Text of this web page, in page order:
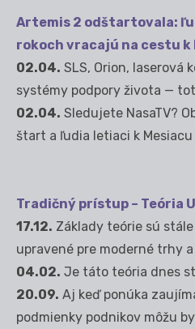
Artemis 2 odštartovala:
rokoch vracajú na cestu k
02.04. SLS, Orion, laserová
systémy podpory života —
02.04. Sledujete NasaTV?
štart a ľudia letiaci k Mesiacu
Tradičný prístup – Teória
17.12. Základy teórie sú
upravené pre moderné trhy a
04.02. Je táto teória dnes
20.09. Aj keď ponúka
podmienky podnikov môžu